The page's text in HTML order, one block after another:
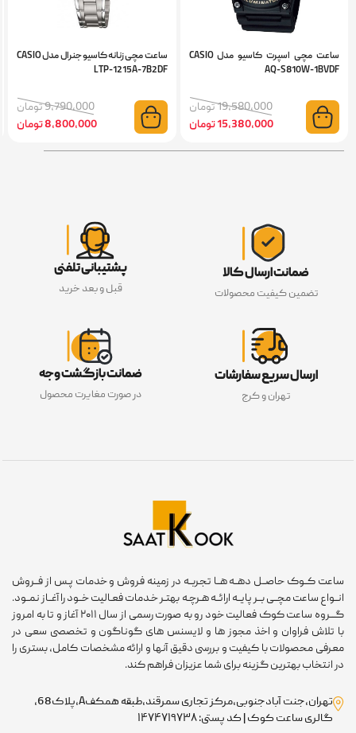
ساعت مچی اسپرت کاسیو مدل CASIO
AQ-S810W-
19,580,000 تومان
15,380,000 تومان
ساعت مچی زنانه کاسیو جنرال مدل CASIO
LTP-1215A-7B2DF
9,790,000 تومان
8,800,000 تومان
ضمانت ارسال کالا
تضمین کیفیت محصولات
پشتیبانی تلفنی
قبل و بعد خرید
ارسال سریع سفارشات
تهران و کرج
ضمانت بازگشت وجه
در صورت مغایرت محصول
کــوک حاصــل دهــه هــا تجربــه در زمینه فروش و خدمات پـس از فــروش
ساعت مچــی بــر پایــه ارائــه هـرچـه بهتـر خـدمات فعـالیت خــود را آغــاز نمــود.
گـــروه ساعت کوک فعالیت خود رو به صورت رسمی از سال ۲۰۱۱ آغاز و تا به امروز
تلاش فراوان و اخذ مجوز ها و لایسنس های گوناگون و تخصصی سعی در
محصولات با کیفیت و بررسی دقیق آنها و ارائه مشخصات کامل، بستری را
انتخاب بهترین گزینه برای شما عزیزان فراهم کند.
تهران،جنت آبادجنوبی،مرکز تجاری سمرقند،طبقه همکفA،پلاک68،
گالری ساعت کوک | کد پستی: ۱۴۷۴۷۱۹۷۳۸